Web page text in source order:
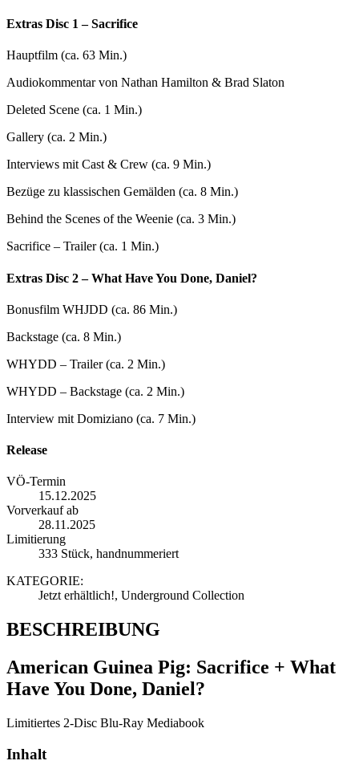
Extras Disc 1 – Sacrifice
Hauptfilm (ca. 63 Min.)
Audiokommentar von Nathan Hamilton & Brad Slaton
Deleted Scene (ca. 1 Min.)
Gallery (ca. 2 Min.)
Interviews mit Cast & Crew (ca. 9 Min.)
Bezüge zu klassischen Gemälden (ca. 8 Min.)
Behind the Scenes of the Weenie (ca. 3 Min.)
Sacrifice – Trailer (ca. 1 Min.)
Extras Disc 2 – What Have You Done, Daniel?
Bonusfilm WHJDD (ca. 86 Min.)
Backstage (ca. 8 Min.)
WHYDD – Trailer (ca. 2 Min.)
WHYDD – Backstage (ca. 2 Min.)
Interview mit Domiziano (ca. 7 Min.)
Release
VÖ-Termin
15.12.2025
Vorverkauf ab
28.11.2025
Limitierung
333 Stück, handnummeriert
KATEGORIE:
Jetzt erhältlich!, Underground Collection
BESCHREIBUNG
American Guinea Pig: Sacrifice + What
Have You Done, Daniel?
Limitiertes 2-Disc Blu-Ray Mediabook
Inhalt